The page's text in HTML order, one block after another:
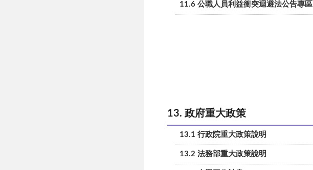
11.6 公職人員利益衝突迴避法公告專區
13. 政府重大政策
13.1 行政院重大政策說明
13.2 法務部重大政策說明